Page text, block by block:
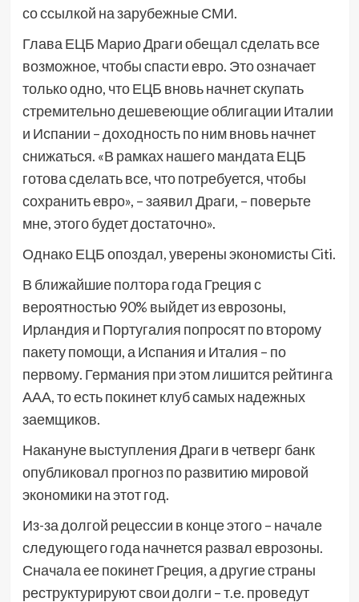
со ссылкой на зарубежные СМИ.
Глава ЕЦБ Марио Драги обещал сделать все
возможное, чтобы спасти евро. Это означает
только одно, что ЕЦБ вновь начнет скупать
стремительно дешевеющие облигации Италии
и Испании – доходность по ним вновь начнет
снижаться. «В рамках нашего мандата ЕЦБ
готова сделать все, что потребуется, чтобы
сохранить евро», – заявил Драги, – поверьте
мне, этого будет достаточно».
Однако ЕЦБ опоздал, уверены экономисты Citi.
В ближайшие полтора года Греция с
вероятностью 90% выйдет из еврозоны,
Ирландия и Португалия попросят по второму
пакету помощи, а Испания и Италия – по
первому. Германия при этом лишится рейтинга
ААА, то есть покинет клуб самых надежных
заемщиков.
Накануне выступления Драги в четверг банк
опубликовал прогноз по развитию мировой
экономики на этот год.
Из-за долгой рецессии в конце этого – начале
следующего года начнется развал еврозоны.
Сначала ее покинет Греция, а другие страны
реструктурируют свои долги – т.е. проведут